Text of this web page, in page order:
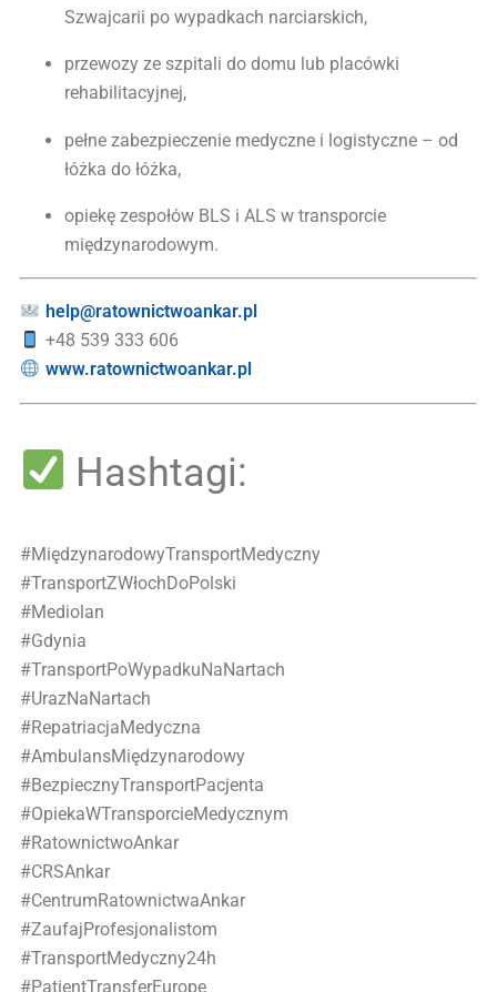
Szwajcarii po wypadkach narciarskich,
przewozy ze szpitali do domu lub placówki
rehabilitacyjnej,
pełne zabezpieczenie medyczne i logistyczne – od
łóżka do łóżka,
opiekę zespołów BLS i ALS w transporcie
międzynarodowym.
help@ratownictwoankar.pl
+48 539 333 606
www.ratownictwoankar.pl
Hashtagi:
#MiędzynarodowyTransportMedyczny
#TransportZWłochDoPolski
#Mediolan
#Gdynia
#TransportPoWypadkuNaNartach
#UrazNaNartach
#RepatriacjaMedyczna
#AmbulansMiędzynarodowy
#BezpiecznyTransportPacjenta
#OpiekaWTransporcieMedycznym
#RatownictwoAnkar
#CRSAnkar
#CentrumRatownictwaAnkar
#ZaufajProfesjonalistom
#TransportMedyczny24h
#PatientTransferEurope